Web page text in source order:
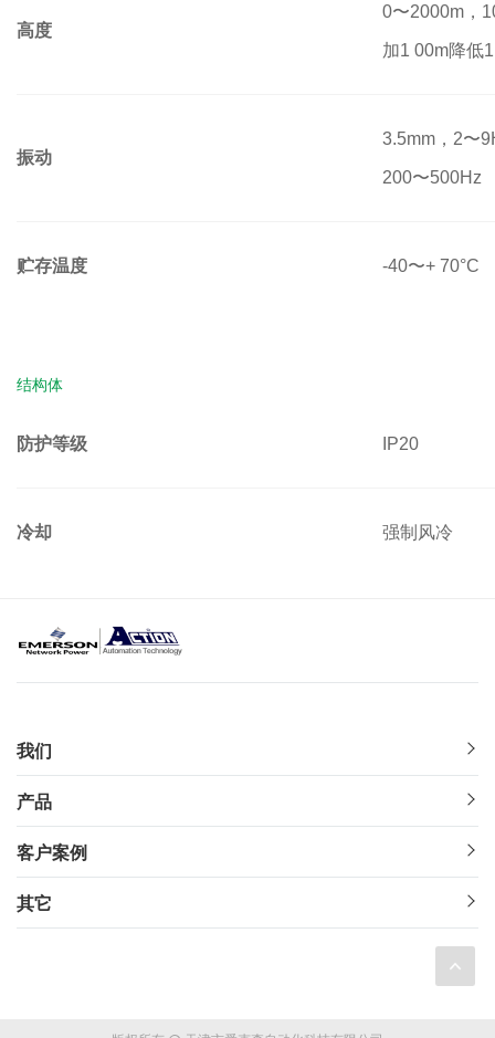
高度
0〜2000m，
加1 00m降低
振动
3.5mm，2〜
200〜500Hz
贮存温度 -40〜+ 70°C
结构体
防护等级 IP20
冷却 强制风冷
我们
产品
客户案例
其它